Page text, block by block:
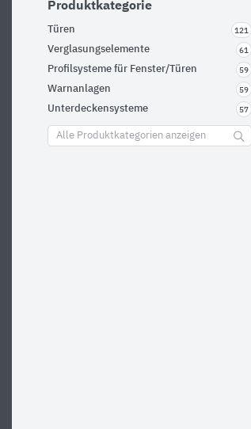
Produktkategorie
Türen 121
Verglasungselemente 61
Profilsysteme für Fenster/Türen 59
Warnanlagen 59
Unterdeckensysteme 57
Alle Produktkategorien anzeigen